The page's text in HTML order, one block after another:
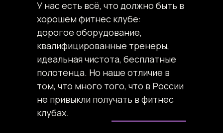
У нас есть всё, что должно быть в
хорошем фитнес клубе:
дорогое оборудование,
квалифицированные тренеры,
идеальная чистота, бесплатные
полотенца. Но наше отличие в
том, что много того, что в России
не привыкли получать в фитнес
клубах.